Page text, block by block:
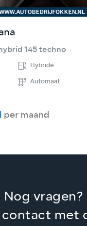
145 techno
Hybride
Automaat
per maand
Nog vragen?
met